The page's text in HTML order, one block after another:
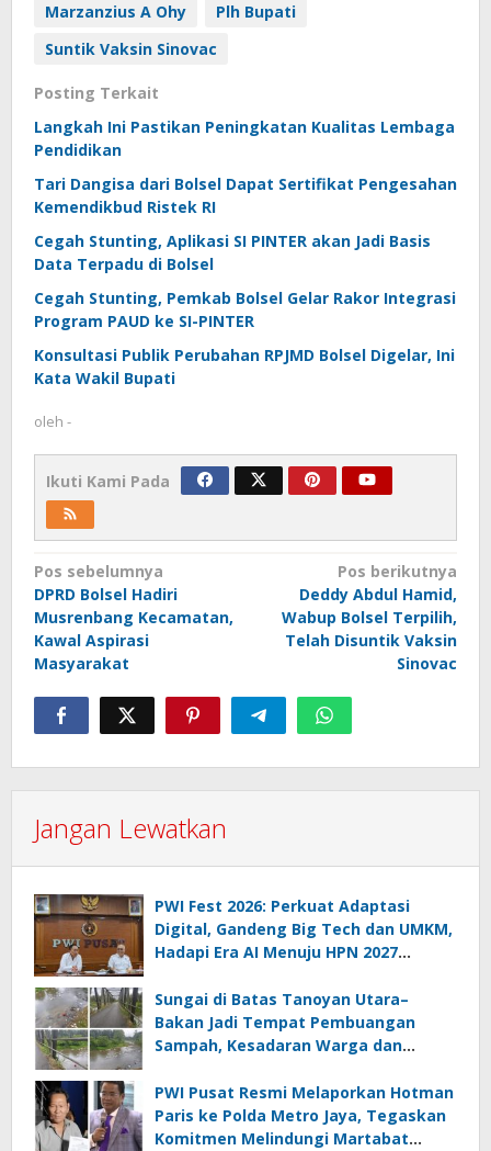
Marzanzius A Ohy
Plh Bupati
Suntik Vaksin Sinovac
Posting Terkait
Langkah Ini Pastikan Peningkatan Kualitas Lembaga
Pendidikan
Tari Dangisa dari Bolsel Dapat Sertifikat Pengesahan
Kemendikbud Ristek RI
Cegah Stunting, Aplikasi SI PINTER akan Jadi Basis
Data Terpadu di Bolsel
Cegah Stunting, Pemkab Bolsel Gelar Rakor Integrasi
Program PAUD ke SI-PINTER
Konsultasi Publik Perubahan RPJMD Bolsel Digelar, Ini
Kata Wakil Bupati
oleh -
Ikuti Kami Pada
Navigasi
pos
Pos sebelumnya
DPRD Bolsel Hadiri
Musrenbang Kecamatan,
Kawal Aspirasi
Masyarakat
Pos berikutnya
Deddy Abdul Hamid,
Wabup Bolsel Terpilih,
Telah Disuntik Vaksin
Sinovac
Jangan Lewatkan
PWI Fest 2026: Perkuat Adaptasi
Digital, Gandeng Big Tech dan UMKM,
Hadapi Era AI Menuju HPN 2027
Sungai di Batas Tanoyan Utara–
Bakan Jadi Tempat Pembuangan
Sampah, Kesadaran Warga dan
PWI Pusat Resmi Melaporkan Hotman
Paris ke Polda Metro Jaya, Tegaskan
Komitmen Melindungi Martabat